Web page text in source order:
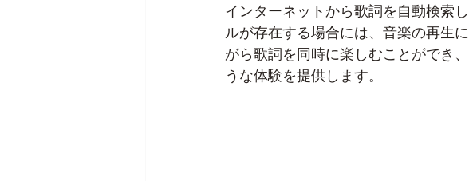
インターネットから歌詞を自動検索
ルが存在する場合には、音楽の再生
がら歌詞を同時に楽しむことができ
うな体験を提供します。